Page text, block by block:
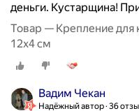
деньги. Кустарщина!
Товар — Крепление для
12х4 см
Вадим Чекан
Надёжный автор 36